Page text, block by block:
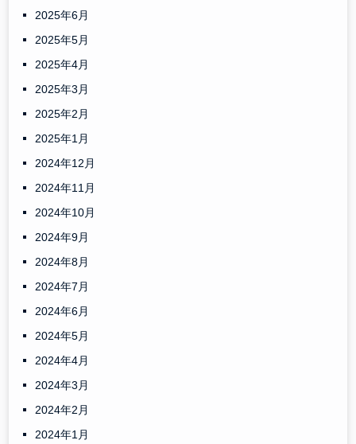
2025年6月
2025年5月
2025年4月
2025年3月
2025年2月
2025年1月
2024年12月
2024年11月
2024年10月
2024年9月
2024年8月
2024年7月
2024年6月
2024年5月
2024年4月
2024年3月
2024年2月
2024年1月